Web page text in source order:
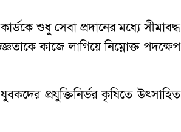
শুধু সেবা প্রদানের মধ্যে সীমাবদ্ধ
কাজে লাগিয়ে নিম্নোক্ত পদক্ষেপ
প্রযুক্তিনির্ভর কৃষিতে উৎসাহিত